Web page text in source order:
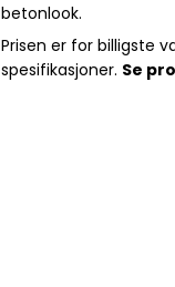
betonlook.
Prisen er for billigste
spesifikasjoner. Se